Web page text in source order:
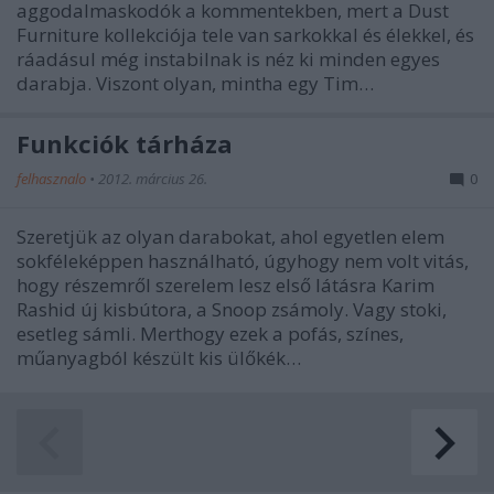
aggodalmaskodók a kommentekben, mert a Dust
Furniture kollekciója tele van sarkokkal és élekkel, és
ráadásul még instabilnak is néz ki minden egyes
darabja. Viszont olyan, mintha egy Tim…
Funkciók tárháza
felhasznalo • 2012. március 26. 0
Szeretjük az olyan darabokat, ahol egyetlen elem
sokféleképpen használható, úgyhogy nem volt vitás,
hogy részemről szerelem lesz első látásra Karim
Rashid új kisbútora, a Snoop zsámoly. Vagy stoki,
esetleg sámli. Merthogy ezek a pofás, színes,
műanyagból készült kis ülőkék…